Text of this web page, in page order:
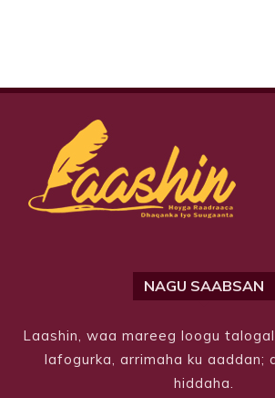
NAGU SAABSAN
Laashin, waa mareeg loogu
lafogurka, arrimaha ku aaddan;
hiddaha.